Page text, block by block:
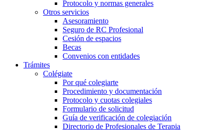
Protocolo y normas generales
Otros servicios
Asesoramiento
Seguro de RC Profesional
Cesión de espacios
Becas
Convenios con entidades
Trámites
Colégiate
Por qué colegiarte
Procedimiento y documentación
Protocolo y cuotas colegiales
Formulario de solicitud
Guía de verificación de colegiación
Directorio de Profesionales de Terapia